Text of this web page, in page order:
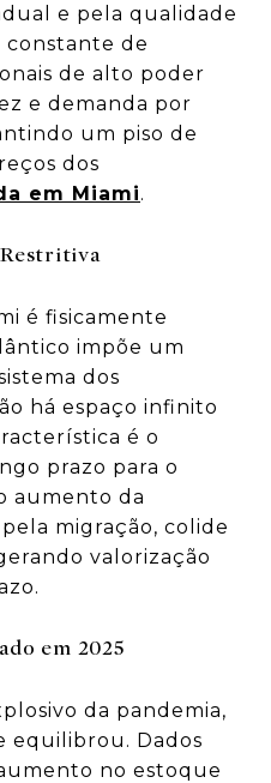
e pela qualidade
constante de
de alto poder
e demanda por
um piso de
dos
em Miami.
Restritiva
é fisicamente
impõe um
dos
há espaço infinito
é o
prazo para o
aumento da
migração, colide
valorização
em 2025
da pandemia,
equilibrou. Dados
no estoque